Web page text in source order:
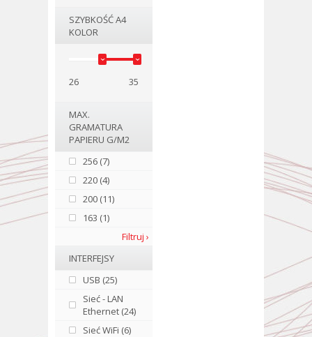
SZYBKOŚĆ A4
KOLOR
26 35
MAX.
GRAMATURA
PAPIERU G/M2
256 (7)
220 (4)
200 (11)
163 (1)
Filtruj ›
INTERFEJSY
USB (25)
Sieć - LAN
Ethernet (24)
Sieć WiFi (6)